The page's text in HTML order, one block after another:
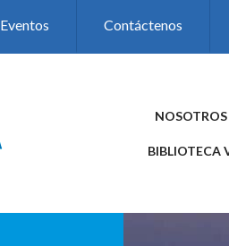
Eventos Contáctenos
NOSOTROS
BIBLIOTECA